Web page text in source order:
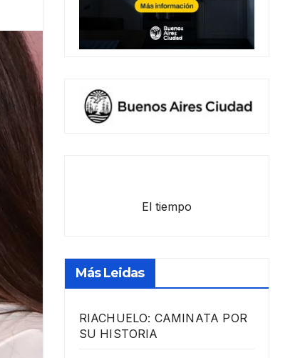
El tiempo
Más Leidas
RIACHUELO: CAMINATA POR
SU HISTORIA